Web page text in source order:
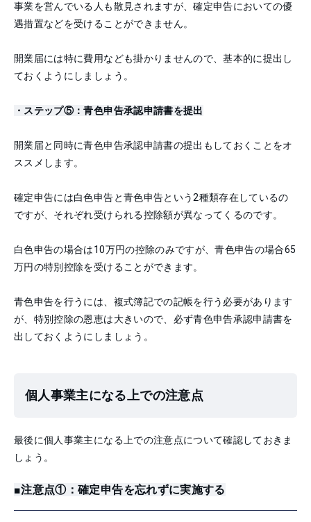
事業を営んでいる人も散見されますが、確定申告においての優
遇措置などを受けることができません。
開業届には特に費用なども掛かりませんので、基本的に提出し
ておくようにしましょう。
・ステップ⑤：青色申告承認申請書を提出
開業届と同時に青色申告承認申請書の提出もしておくことをオ
ススメします。
確定申告には白色申告と青色申告という2種類存在しているの
ですが、それぞれ受けられる控除額が異なってくるのです。
白色申告の場合は10万円の控除のみですが、青色申告の場合65
万円の特別控除を受けることができます。
青色申告を行うには、複式簿記での記帳を行う必要があります
が、特別控除の恩恵は大きいので、必ず青色申告承認申請書を
出しておくようにしましょう。
個人事業主になる上での注意点
最後に個人事業主になる上での注意点について確認しておきま
しょう。
■注意点①：確定申告を忘れずに実施する